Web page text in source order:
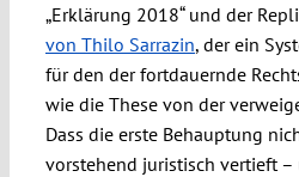
„Erklärung 2018“ und der
von Thilo Sarrazin, der ein
für den der fortdauernde
wie die These von der
Dass die erste Behauptung
vorstehend juristisch vertieft